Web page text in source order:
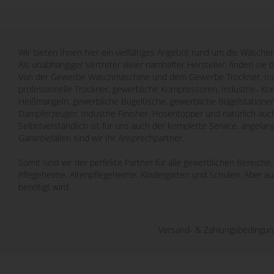
Wir bieten Ihnen hier ein vielfältiges Angebot rund um die
Als unabhängiger Vertreter vieler namhafter Hersteller, finden
Von der Gewerbe Waschmaschine und dem Gewerbe
professionelle Trockner, gewerbliche Kompressoren, Industrie-
Heißmangeln, gewerbliche Bügeltische, gewerbliche
Dampferzeuger, Industrie Finisher, Hosentopper und natürlich
Selbstverständlich ist für uns auch der komplette Service,
Garantiefällen sind wir Ihr Ansprechpartner.
Somit sind wir der perfekte Partner für alle gewerblichen
Pflegeheime, Altenpflegeheime, Kindergärten und Schulen.
benötigt wird.
Versand- &